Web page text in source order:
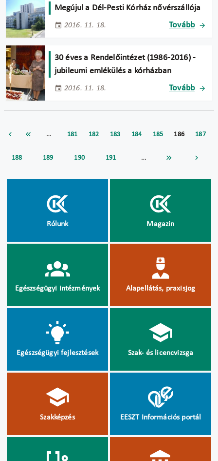
Megújul a Dél-Pesti Kórház nővérszállója
2016. 11. 18. Tovább
30 éves a Rendelőintézet (1986-2016) -
jubileumi emlékülés a kórházban
2016. 11. 18. Tovább
… 181 182 183 184 185 186 187
188 189 190 191 …
Rólunk Magazin
Egészségügyi intézmények Alapellátás, praxisjog
Egészségügyi fejlesztések Szak- és licencvizsga
Szakképzés EESZT Információs portál